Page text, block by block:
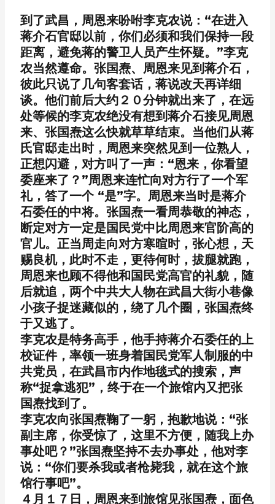
到了武昌，周恩来吩咐李克农说：“在进入
蒋介石官邸以前，你们必须和我们保持一段
距离，避免蒋的警卫人员产生怀疑。”李克
农当然遵命。张国焘、周恩来见到蒋介石，
彼此只说了几句客套话，蒋说改天再详细
谈。他们前后大约２０分钟就出来了，在远
处等候的李克农绝没有想到蒋介石接见周恩
来、张国焘这么快就草草结束。当他们从蒋
氏官邸走出时，周恩来突然见到一位熟人，
正想闪避，对方叫了一声：“恩来，你看望
委座来了？”周恩来连忙向对方行了一个军
礼，答了一个 “是”字。周恩来当时是蒋介
石委任的中将。张国焘一看周恭敬的神态，
断定对方一定是国民党中比周恩来官阶高的
官儿。正当周走向对方寒暄时，张心想，天
赐良机，此时不走，更待何时，拔腿就跑，
周恩来也顾不得他和国民党高官的礼貌，随
后就追，两个中共大人物在武昌大街小巷像
小孩子捉迷藏似的，绕了几个圈，张国焘终
于又逃了。
李克农是特务高手，他手持蒋介石委任的上
校证件，率领一班身着国民党军人制服的中
共党员，在武昌市内作地毯式的搜索，声
称“捉拿逃犯”，终于在一个旅馆内又把张
国焘找到了。
李克农向张国焘鞠了一躬，抱歉地说：“张
副主席，你受惊了，这里不方便，随我上办
事处吧？”张国焘坚持不去办事处，他对李
说：“你们要杀我或者枪毙我，就在这个旅
馆行事吧”。
４月１７日，周恩来到旅馆见张国焘，面色